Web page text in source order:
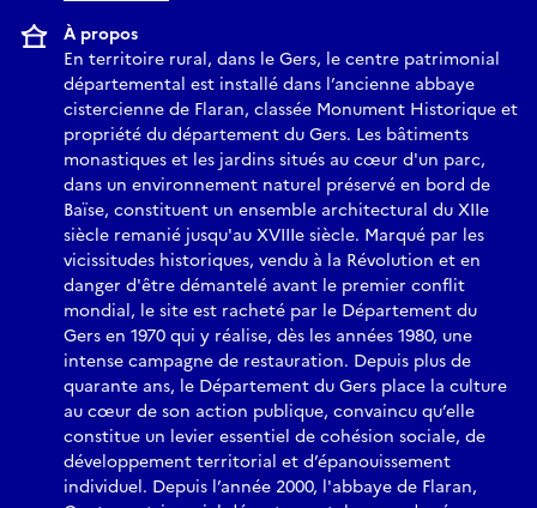
À propos
En territoire rural, dans le Gers, le centre patrimonial
départemental est installé dans l’ancienne abbaye
cistercienne de Flaran, classée Monument Historique et
propriété du département du Gers. Les bâtiments
monastiques et les jardins situés au cœur d'un parc,
dans un environnement naturel préservé en bord de
Baïse, constituent un ensemble architectural du XIIe
siècle remanié jusqu'au XVIIIe siècle. Marqué par les
vicissitudes historiques, vendu à la Révolution et en
danger d'être démantelé avant le premier conflit
mondial, le site est racheté par le Département du
Gers en 1970 qui y réalise, dès les années 1980, une
intense campagne de restauration. Depuis plus de
quarante ans, le Département du Gers place la culture
au cœur de son action publique, convaincu qu’elle
constitue un levier essentiel de cohésion sociale, de
développement territorial et d’épanouissement
individuel. Depuis l’année 2000, l'abbaye de Flaran,